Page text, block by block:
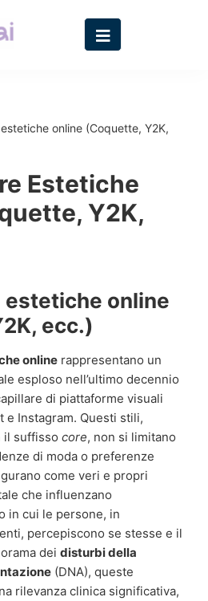
online (Coquette, Y2K,
Estetiche
Y2K,
online
ecc.)
online rappresentano un
esploso nell’ultimo decennio
di piattaforme visuali
e Instagram. Questi stili,
il suffisso core, non si limitano
di moda o preferenze
come veri e propri
che influenzano
in cui le persone, in
percepiscono se stesse e il
dei disturbi della
(DNA), queste
rilevanza clinica significativa,